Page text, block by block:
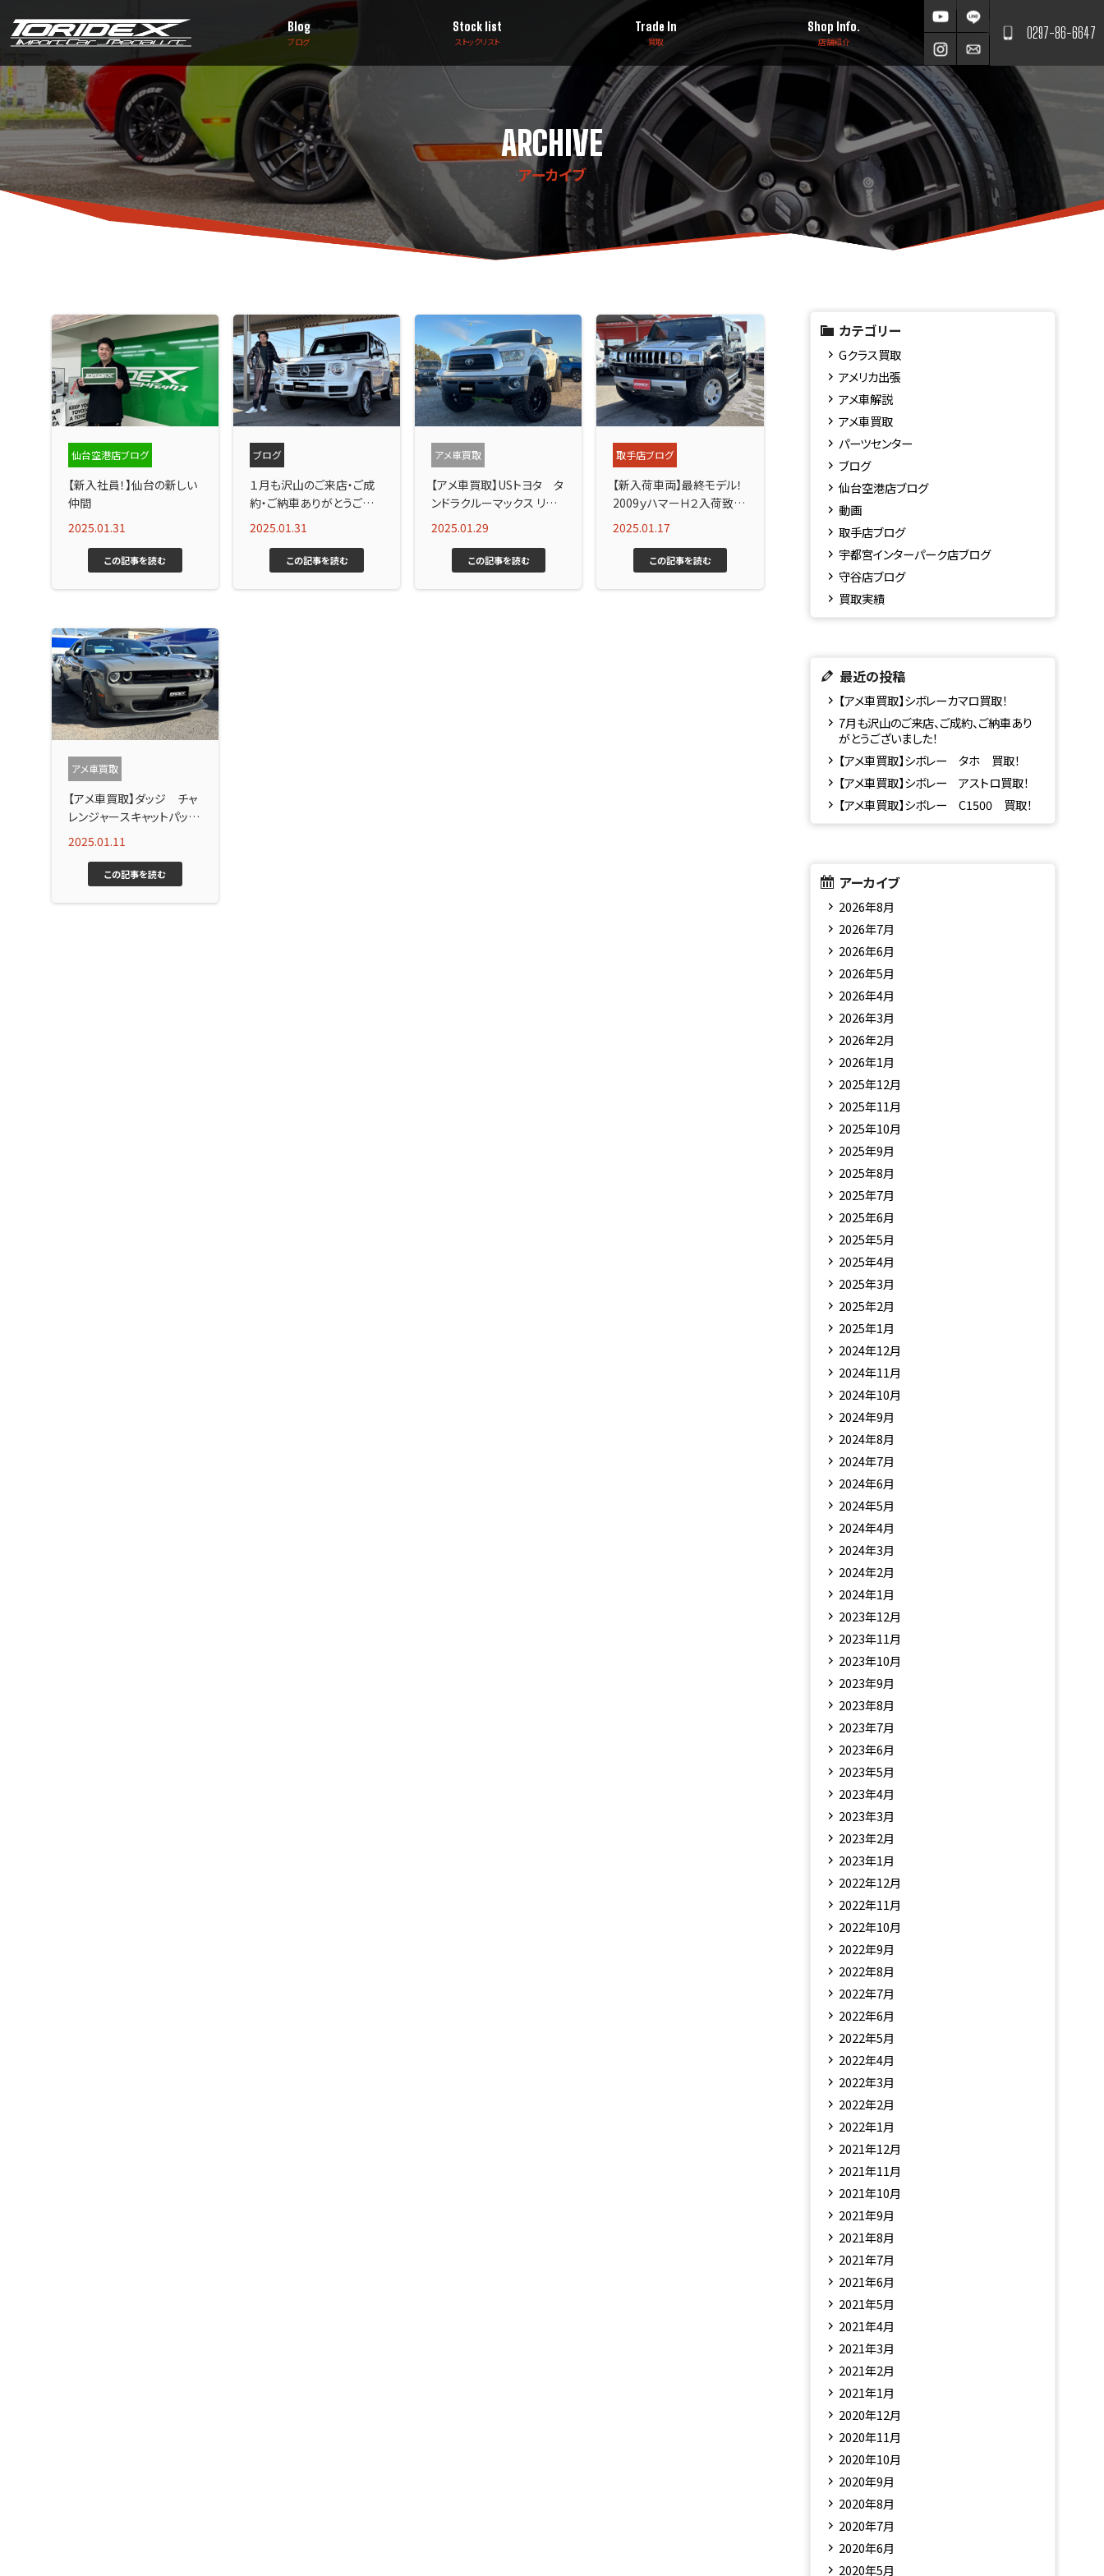
0297-86-6647
Blog
ブログ
Stock list
ストックリスト
Trade In
買取
Shop Info.
店舗紹介
ARCHIVE
アーカイブ
仙台空港店ブログ
【新入社員！】仙台の新しい
仲間
2025.01.31
この記事を読む
ブログ
１月も沢山のご来店・ご成
約・ご納車ありがとうござい
ました！
2025.01.31
この記事を読む
アメ車買取
【アメ車買取】USトヨタ タ
ンドラクルーマックス リフト
アップカスタム買取！
2025.01.29
この記事を読む
取手店ブログ
【新入荷車両】最終モデル！
2009ｙハマーＨ２入荷致し
ました！
2025.01.17
この記事を読む
アメ車買取
【アメ車買取】ダッジ チャ
レンジャースキャットパック
シェイカー買取！
2025.01.11
この記事を読む
カテゴリー
Gクラス買取
アメリカ出張
アメ車解説
アメ車買取
パーツセンター
ブログ
仙台空港店ブログ
動画
取手店ブログ
宇都宮インターパーク店ブログ
守谷店ブログ
買取実績
最近の投稿
【アメ車買取】シボレーカマロ買取！
7月も沢山のご来店、ご成約、ご納車あり
がとうございました！
【アメ車買取】シボレー タホ 買取！
【アメ車買取】シボレー アストロ買取！
【アメ車買取】シボレー C1500 買取！
アーカイブ
2026年8月
2026年7月
2026年6月
2026年5月
2026年4月
2026年3月
2026年2月
2026年1月
2025年12月
2025年11月
2025年10月
2025年9月
2025年8月
2025年7月
2025年6月
2025年5月
2025年4月
2025年3月
2025年2月
2025年1月
2024年12月
2024年11月
2024年10月
2024年9月
2024年8月
2024年7月
2024年6月
2024年5月
2024年4月
2024年3月
2024年2月
2024年1月
2023年12月
2023年11月
2023年10月
2023年9月
2023年8月
2023年7月
2023年6月
2023年5月
2023年4月
2023年3月
2023年2月
2023年1月
2022年12月
2022年11月
2022年10月
2022年9月
2022年8月
2022年7月
2022年6月
2022年5月
2022年4月
2022年3月
2022年2月
2022年1月
2021年12月
2021年11月
2021年10月
2021年9月
2021年8月
2021年7月
2021年6月
2021年5月
2021年4月
2021年3月
2021年2月
2021年1月
2020年12月
2020年11月
2020年10月
2020年9月
2020年8月
2020年7月
2020年6月
2020年5月